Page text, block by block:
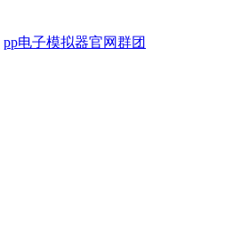
pp电子模拟器官网群团